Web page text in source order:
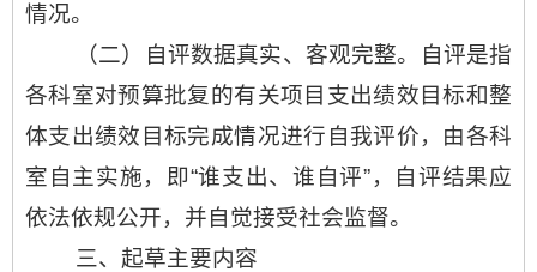
情况。
（二）自评数据真实、客观完整。自评是指
各科室对预算批复的有关项目支出绩效目标和整
体支出绩效目标完成情况进行自我评价，由各科
室自主实施，即“谁支出、谁自评”，自评结果应
依法依规公开，并自觉接受社会监督。
三、起草主要内容